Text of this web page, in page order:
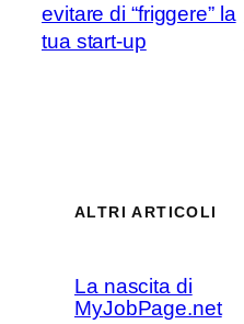
evitare di “friggere” la
tua start-up
ALTRI ARTICOLI
La nascita di
MyJobPage.net